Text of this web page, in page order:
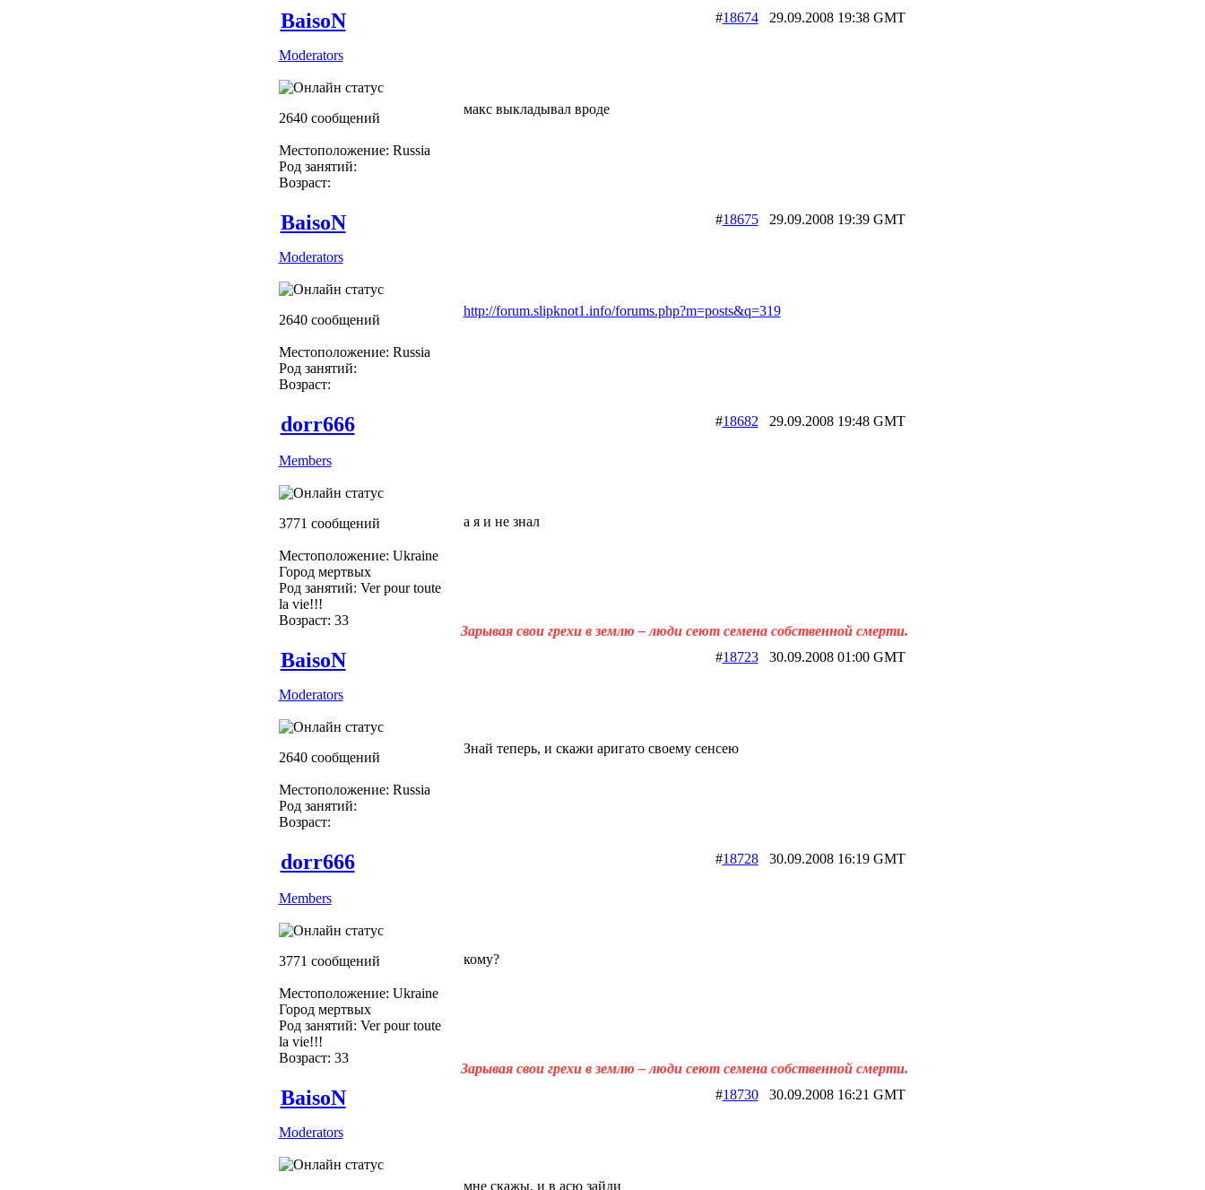
BaisoN
Moderators
2640 сообщений
Местоположение: Russia
Род занятий:
Возраст:
#1867429.09.2008 19:38 GMT
макс выкладывал вроде
BaisoN
Moderators
2640 сообщений
Местоположение: Russia
Род занятий:
Возраст:
#1867529.09.2008 19:39 GMT
http://forum.slipknot1.info/forums.php?m=posts&q=319
dorr666
Members
3771 сообщений
Местоположение: Ukraine
Город мертвых
Род занятий: Ver pour toute
la vie!!!
Возраст: 33
#18682 29.09.2008 19:48 GMT
а я и не знал
Зарывая свои грехи в землю – люди сеют семена собственной смерти.
BaisoN
Moderators
2640 сообщений
Местоположение: Russia
Род занятий:
Возраст:
#1872330.09.2008 01:00 GMT
Знай теперь, и скажи аригато своему сенсею
dorr666
Members
3771 сообщений
Местоположение: Ukraine
Город мертвых
Род занятий: Ver pour toute
la vie!!!
Возраст: 33
#1872830.09.2008 16:19 GMT
кому?
Зарывая свои грехи в землю – люди сеют семена собственной смерти.
BaisoN
Moderators
#1873030.09.2008 16:21 GMT
мне скажы, и в асю зайди